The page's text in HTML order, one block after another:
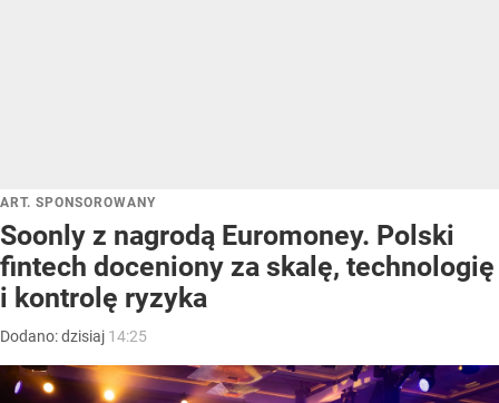
ART. SPONSOROWANY
Soonly z nagrodą Euromoney. Polski
fintech doceniony za skalę, technologię
i kontrolę ryzyka
Dodano:dzisiaj 14:25